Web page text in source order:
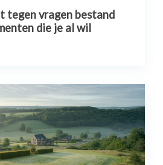
tegen vragen bestand
die je al wil